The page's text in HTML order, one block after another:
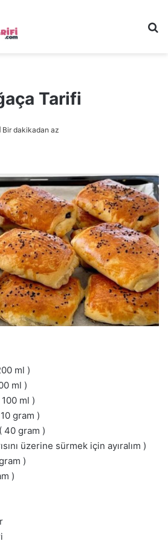
Tarifi
Bir dakikadan az
ml )
ml )
100 ml )
gram )
40 gram )
üzerine sürmek için ayıralım )
)
)